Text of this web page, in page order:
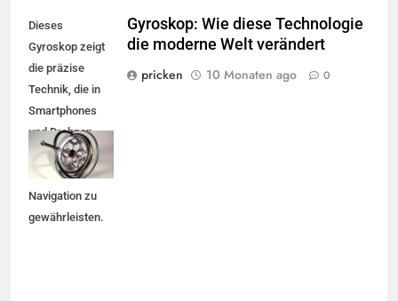
Dieses
Gyroskop zeigt
die präzise
Technik, die in
Smartphones
und Drohnen
verwendet wird,
um Stabilität und
Navigation zu
gewährleisten.
Gyroskop: Wie diese Technologie
die moderne Welt verändert
pricken
10 Monaten ago 0
5